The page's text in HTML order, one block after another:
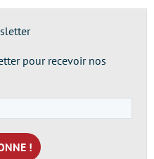
pour recevoir nos